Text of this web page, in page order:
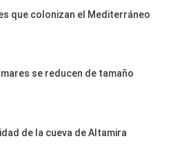
que colonizan el Mediterráneo
se reducen de tamaño
de la cueva de Altamira